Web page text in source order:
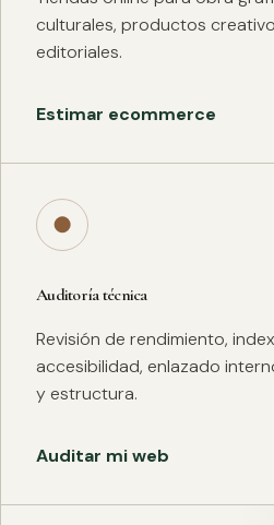
culturales, productos
editoriales.
Estimar ecommerce
●
Auditoría técnica
Revisión de rendimiento,
accesibilidad, enlazado
y estructura.
Auditar mi web